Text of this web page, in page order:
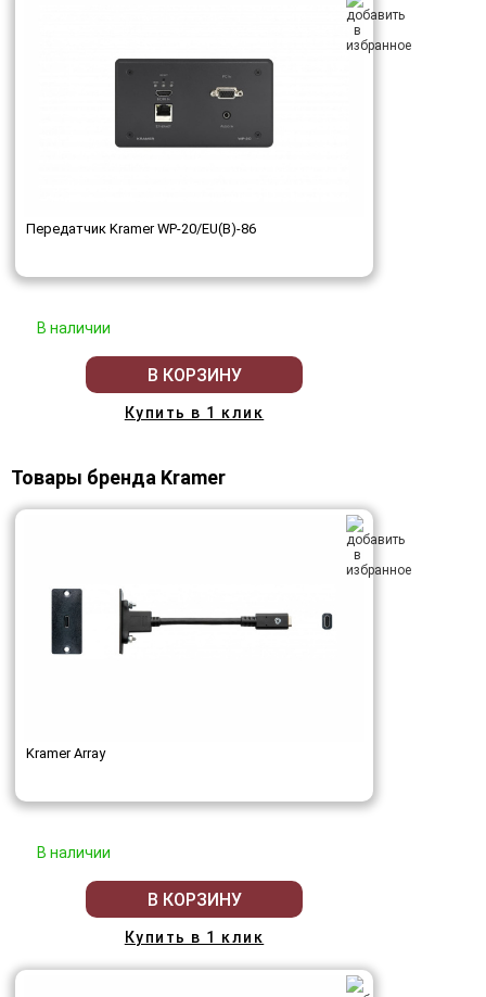
Передатчик Kramer WP-20/EU(B)-86
В наличии
В КОРЗИНУ
Купить в 1 клик
Товары бренда Kramer
Kramer Array
В наличии
В КОРЗИНУ
Купить в 1 клик